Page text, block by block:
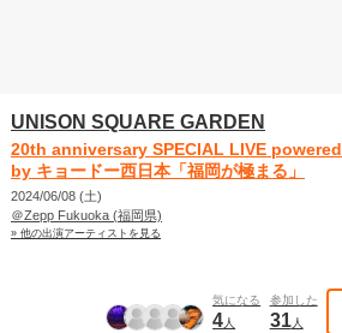
UNISON SQUARE GARDEN
20th anniversary SPECIAL LIVE powered
by キョードー西日本「福岡が極まる」
2024/06/08 (土)
＠Zepp Fukuoka (福岡県)
» 他の出演アーティストを見る
気になる
4人
参加した
31人